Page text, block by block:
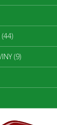
(44)
(9)